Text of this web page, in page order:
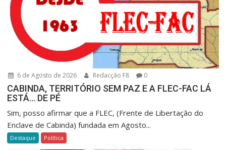
6 de Agosto de 2026 Redacção F8 0
CABINDA, TERRITÓRIO SEM PAZ E A FLEC-FAC LÁ
ESTÁ… DE PÉ
Sim, posso afirmar que a FLEC, (Frente de Libertação do
Enclave de Cabinda) fundada em Agosto...
Destaque Política